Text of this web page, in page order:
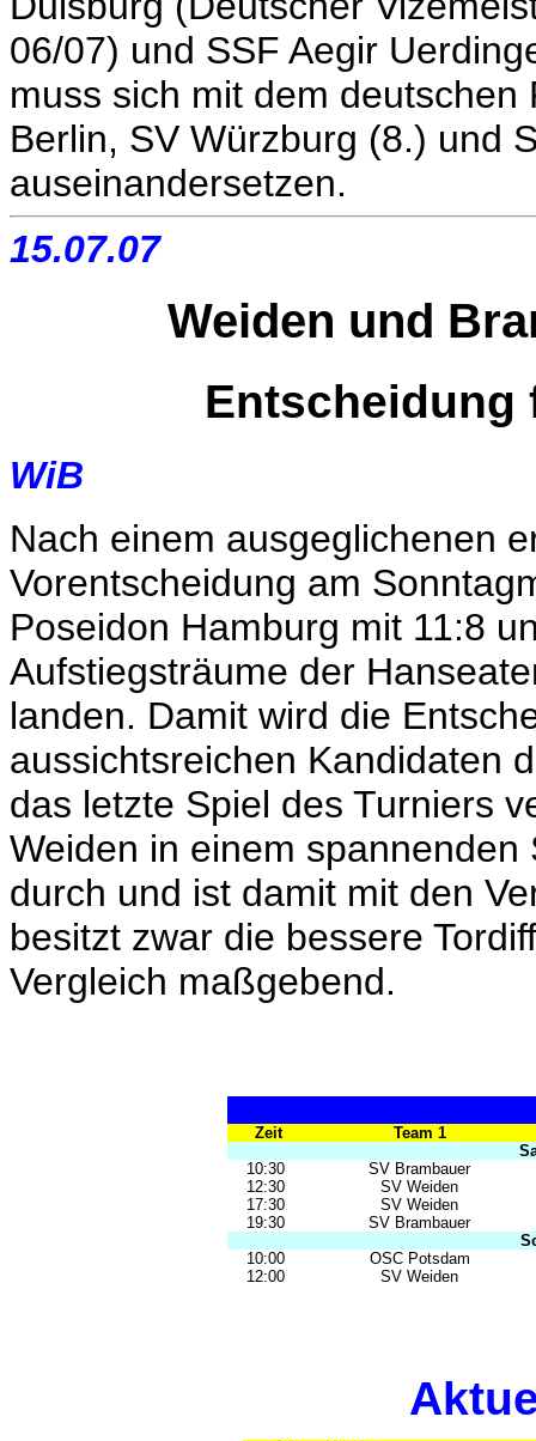
06/07) und SSF Aegir
muss sich mit dem
Berlin, SV Würzburg (8.) und
auseinandersetzen.
15.07.07
Weiden und
Entscheidung
WiB
Nach einem ausgeglichenen
Vorentscheidung am
Poseidon Hamburg mit 11:8
Aufstiegsträume der
landen. Damit wird die
aussichtsreichen Kandidaten
das letzte Spiel des Turniers
Weiden in einem
durch und ist damit mit den
besitzt zwar die bessere
Vergleich maßgebend.
Zeit
Team 1
10:30
SV Brambauer
12:30
SV Weiden
17:30
SV Weiden
19:30
SV Brambauer
10:00
OSC Potsdam
12:00
SV Weiden